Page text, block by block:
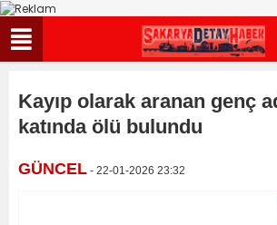
Kayıp olarak aranan genç
katında ölü bulundu
GÜNCEL - 22-01-2026 23:32